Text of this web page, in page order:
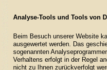
Analyse-Tools und Tools von
Beim Besuch unserer Website
ausgewertet werden. Das
sogenannten
Verhaltens erfolgt in der Regel
nicht zu Ihnen zurückverfolgt